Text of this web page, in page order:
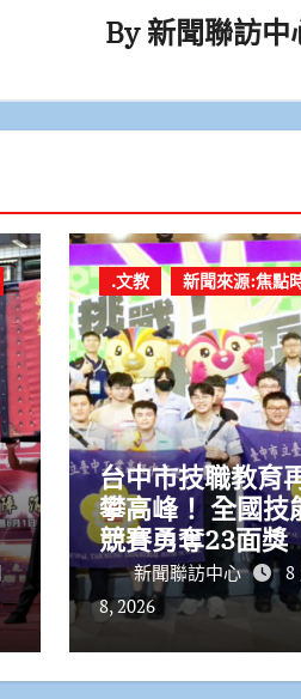
By新聞聯訪中
.文教 新聞來源:焦點
台中市技職教育
攀高峰！ 全國技能
競賽勇奪23面獎
牌新聞聯訪中心
8
8, 2026